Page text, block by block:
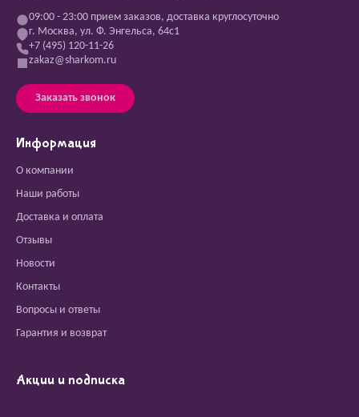
09:00 - 23:00 прием заказов, доставка круглосуточно
г. Москва, ул. Ф. Энгельса, 64с1
+7 (495) 120-11-26
zakaz@sharkom.ru
Заказать звонок
Информация
О компании
Наши работы
Доставка и оплата
Отзывы
Новости
Контакты
Вопросы и ответы
Гарантия и возврат
Акции и подписка